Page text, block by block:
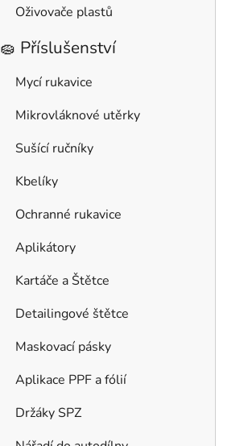
Oživovače plastů
🧽 Příslušenství
Mycí rukavice
Mikrovláknové utěrky
Sušící ručníky
Kbelíky
Ochranné rukavice
Aplikátory
Kartáče a Štětce
Detailingové štětce
Maskovací pásky
Aplikace PPF a fólií
Držáky SPZ